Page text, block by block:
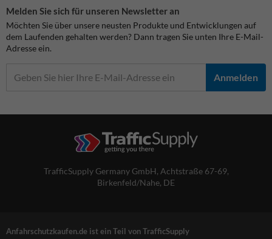
Melden Sie sich für unseren Newsletter an
Möchten Sie über unsere neusten Produkte und Entwicklungen auf
dem Laufenden gehalten werden? Dann tragen Sie unten Ihre E-Mail-
Adresse ein.
Anmelden
TrafficSupply Germany GmbH, Achtstraße 67-69,
Birkenfeld/Nahe, DE
Anfahrschutzkaufen.de ist ein Teil von TrafficSupply